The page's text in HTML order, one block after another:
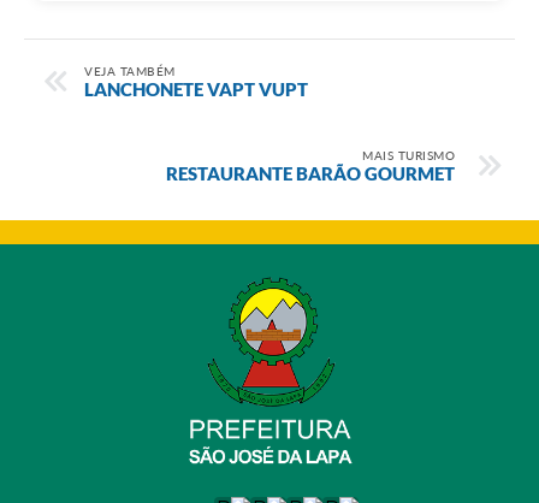
VEJA TAMBÉM
LANCHONETE VAPT VUPT
MAIS TURISMO
RESTAURANTE BARÃO GOURMET